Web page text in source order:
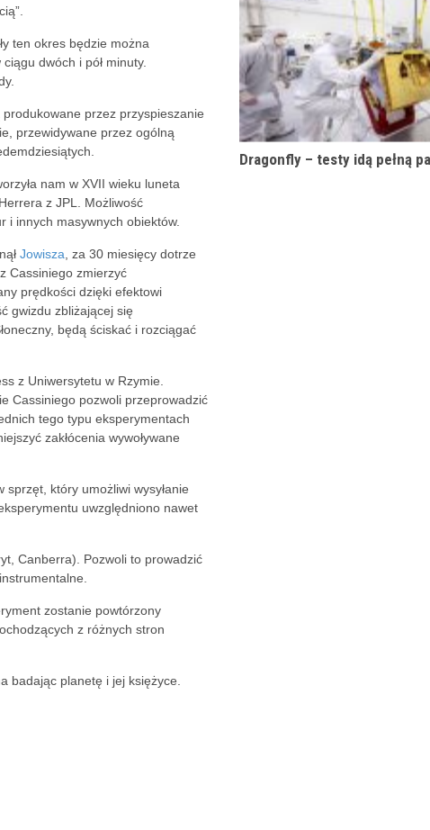
ten okres będzie można
dwóch i pół minuty.
przez przyspieszanie
przewidywane przez ogólną
nam w XVII wieku luneta
z JPL. Możliwość
i innych masywnych obiektów.
Jowisza , za 30 miesięcy dotrze
Cassiniego zmierzyć
prędkości dzięki efektowi
gwizdu zbliżającej się
będą ściskać i rozciągać
z Uniwersytetu w Rzymie.
Cassiniego pozwoli przeprowadzić
tego typu eksperymentach
zakłócenia wywoływane
który umożliwi wysyłanie
uwzględniono nawet
Canberra). Pozwoli to prowadzić
zostanie powtórzony
z różnych stron
badając planetę i jej księżyce.
Dragonfly – testy idą pełną